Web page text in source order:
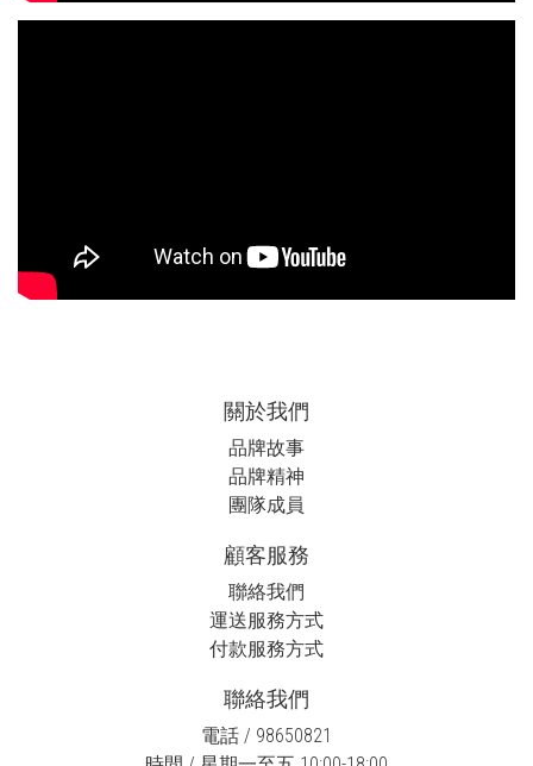
關於我們
品牌故事
品牌精神
團隊成員
顧客服務
聯絡我們
運送服務方式
付款服務方式
聯絡我們
電話 / 98650821